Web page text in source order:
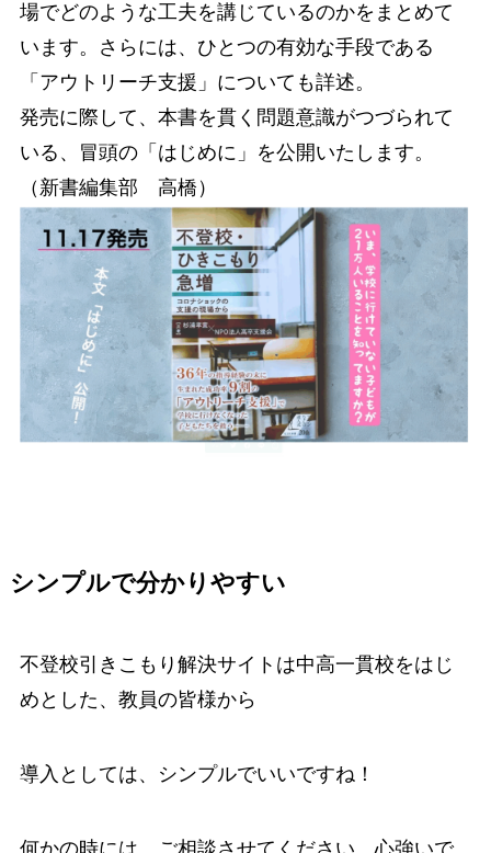
場でどのような工夫を講じているのかをまとめて
います。さらには、ひとつの有効な手段である
「アウトリーチ支援」についても詳述。
発売に際して、本書を貫く問題意識がつづられて
いる、冒頭の「はじめに」を公開いたします。
（新書編集部 高橋）
シンプルで分かりやすい
不登校引きこもり解決サイトは中高一貫校をはじ
めとした、教員の皆様から
導入としては、シンプルでいいですね！
何かの時には、ご相談させてください。心強いで